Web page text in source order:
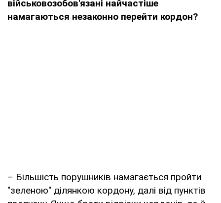
військовозобов'язані найчастіше
намагаються незаконно перейти кордон?
– Більшість порушників намагається пройти
"зеленою" ділянкою кордону, далі від пунктів